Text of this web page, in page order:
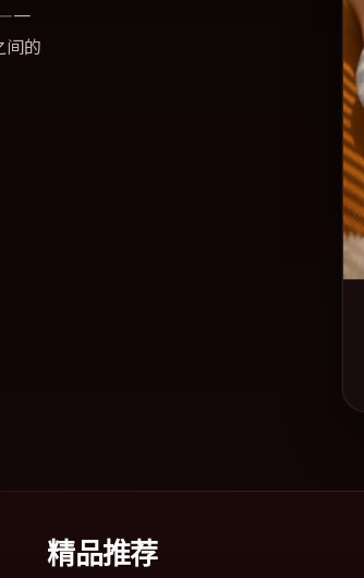
一
间的
精品推荐